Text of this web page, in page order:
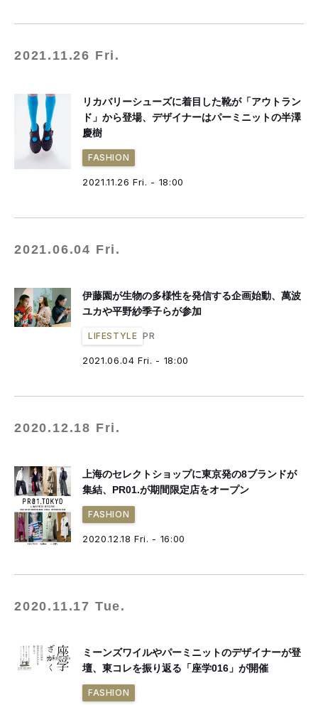
2021.11.26 Fri.
リカバリーシューズに着目した靴が「アウトラン
ド」から登場、デザイナーはパーミニットの半澤
慶樹
FASHION
2021.11.26 Fri. - 18:00
2021.06.04 Fri.
伊藤園が生物の多様性を発信する企画始動、萬波
ユカや平野紗季子らが参加
LIFESTYLE PR
2021.06.04 Fri. - 18:00
2020.12.18 Fri.
上海のセレクトショップに東京発の8ブランドが
集結、PR01.が期間限定店をオープン
FASHION
2020.12.18 Fri. - 16:00
2020.11.17 Tue.
ミーンズワイルやパーミニットのデザイナーが登
壇、東コレを振り返る「座学016」が開催
FASHION